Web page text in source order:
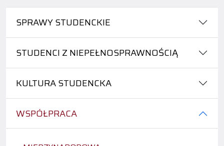
SPRAWY STUDENCKIE
STUDENCI Z NIEPEŁNOSPRAWNOŚCIĄ
KULTURA STUDENCKA
WSPÓŁPRACA